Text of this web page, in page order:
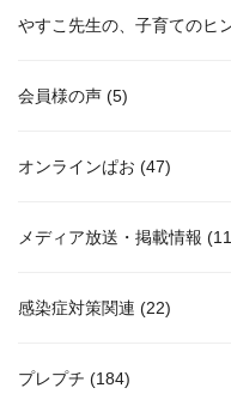
やすこ先生の、子育てのヒ
会員様の声 (5)
オンラインぱお (47)
メディア放送・掲載情報
感染症対策関連 (22)
プレプチ (184)